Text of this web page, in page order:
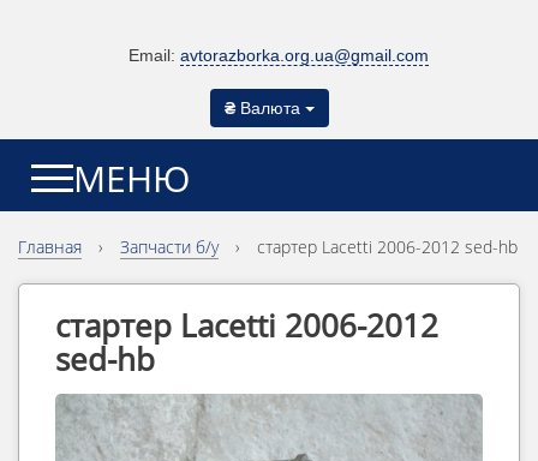
Email: avtorazborka.org.ua@gmail.com
₴ Валюта
МЕНЮ
Главная › Запчасти б/у › стартер Lacetti 2006-2012 sed-hb
стартер Lacetti 2006-2012
sed-hb